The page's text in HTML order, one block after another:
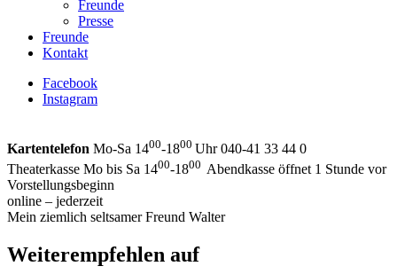
Freunde
Presse
Freunde
Kontakt
Facebook
Instagram
Kartentelefon Mo-Sa 1400-1800 Uhr 040-41 33 44 0
Theaterkasse Mo bis Sa 1400-1800 Abendkasse öffnet 1 Stunde vor
Vorstellungsbeginn
online – jederzeit
Mein ziemlich seltsamer Freund Walter
Weiterempfehlen auf